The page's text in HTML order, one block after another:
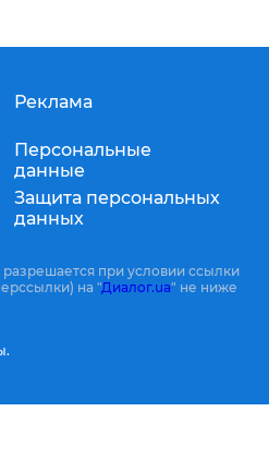
Реклама
Персональные
данные
Защита персональных
данных
при условии ссылки
на "Диалог.ua" не ниже